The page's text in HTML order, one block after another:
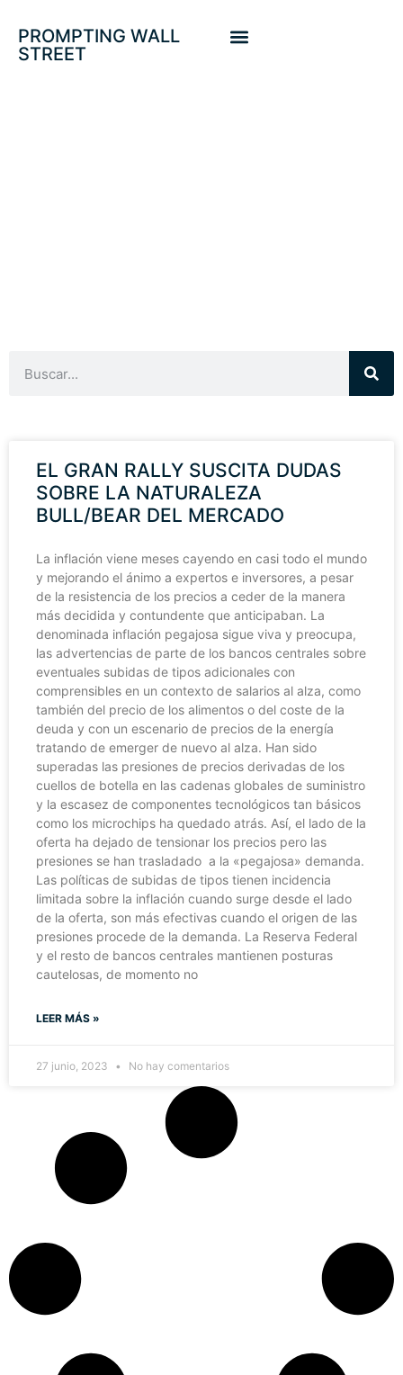
PROMPTING WALL
STREET
EL GRAN RALLY SUSCITA DUDAS
SOBRE LA NATURALEZA
BULL/BEAR DEL MERCADO
La inflación viene meses cayendo en casi todo el mundo
y mejorando el ánimo a expertos e inversores, a pesar
de la resistencia de los precios a ceder de la manera
más decidida y contundente que anticipaban. La
denominada inflación pegajosa sigue viva y preocupa,
las advertencias de parte de los bancos centrales sobre
eventuales subidas de tipos adicionales con
comprensibles en un contexto de salarios al alza, como
también del precio de los alimentos o del coste de la
deuda y con un escenario de precios de la energía
tratando de emerger de nuevo al alza. Han sido
superadas las presiones de precios derivadas de los
cuellos de botella en las cadenas globales de suministro
y la escasez de componentes tecnológicos tan básicos
como los microchips ha quedado atrás. Así, el lado de la
oferta ha dejado de tensionar los precios pero las
presiones se han trasladado a la «pegajosa» demanda.
Las políticas de subidas de tipos tienen incidencia
limitada sobre la inflación cuando surge desde el lado
de la oferta, son más efectivas cuando el origen de las
presiones procede de la demanda. La Reserva Federal
y el resto de bancos centrales mantienen posturas
cautelosas, de momento no
LEER MÁS »
27 junio, 2023 No hay comentarios